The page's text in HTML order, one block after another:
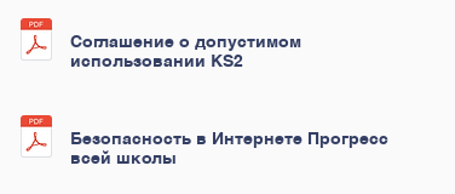
Соглашение о допустимом
использовании KS2
Безопасность в Интернете Прогресс
всей школы